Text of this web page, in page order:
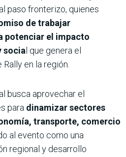
paso fronterizo, quienes
de trabajar
potenciar el impacto
socia l que genera el
en la región.
busca aprovechar el
para dinamizar sectores
transporte, comercio
al evento como una
regional y desarrollo